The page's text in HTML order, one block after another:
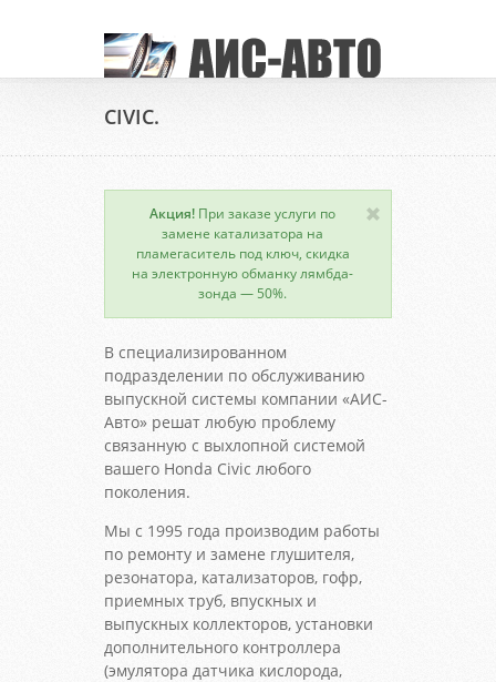
CIVIC.
Акция! При заказе услуги по
замене катализатора на
пламегаситель под ключ, скидка
на электронную обманку лямбда-
зонда — 50%.
В специализированном
подразделении по обслуживанию
выпускной системы компании «АИС-
Авто» решат любую проблему
связанную с выхлопной системой
вашего Honda Civic любого
поколения.
Мы с 1995 года производим работы
по ремонту и замене глушителя,
резонатора, катализаторов, гофр,
приемных труб, впускных и
выпускных коллекторов, установки
дополнительного контроллера
(эмулятора датчика кислорода,